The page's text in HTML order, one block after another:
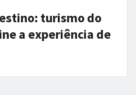
turismo do
a experiência de